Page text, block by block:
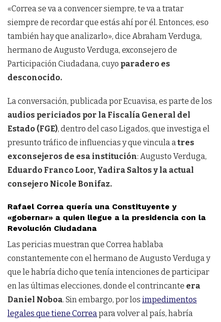
«Correa se va a convencer siempre, te va a tratar
siempre de recordar que estás ahí por él. Entonces, eso
también hay que analizarlo», dice Abraham Verduga,
hermano de Augusto Verduga, exconsejero de
Participación Ciudadana, cuyo paradero es
desconocido.
La conversación, publicada por Ecuavisa, es parte de los
audios periciados por la Fiscalía General del
Estado (FGE), dentro del caso Ligados, que investiga el
presunto tráfico de influencias y que vincula atres
exconsejeros de esa institución: Augusto Verduga,
Eduardo Franco Loor, Yadira Saltos y la actual
consejero Nicole Bonifaz.
Rafael Correa quería una Constituyente y
«gobernar» a quien llegue a la presidencia con la
Revolución Ciudadana
Las pericias muestran que Correa hablaba
constantemente con el hermano de Augusto Verduga y
que le habría dicho que tenía intenciones de participar
en las últimas elecciones, donde el contrincante era
Daniel Noboa. Sin embargo, por los impedimentos
legales que tiene Correapara volver al país, habría